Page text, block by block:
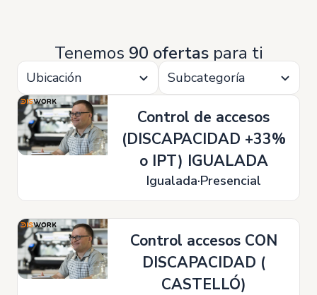
Tenemos 90 ofertaspara ti
Ubicación Subcategoría
Control de accesos
(DISCAPACIDAD +33%
o IPT) IGUALADA
Igualada Presencial
Control accesos CON
DISCAPACIDAD (
CASTELLÓ)